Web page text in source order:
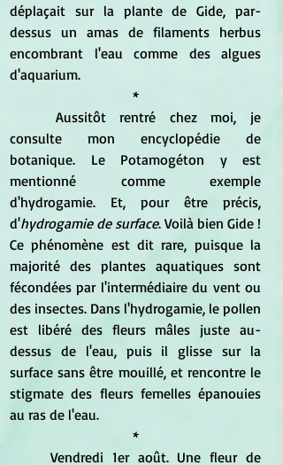
déplaçait sur la plante de Gide, par-
dessus un amas de filaments herbus
encombrant l'eau comme des algues
d'aquarium.
*
consulte mon encyclopédie de
botanique. Le Potamogéton y est
mentionné comme exemple
d'hydrogamie. Et, pour être précis,
d'hydrogamie de surface. Voilà bien Gide !
Ce phénomène est dit rare, puisque la
majorité des plantes aquatiques sont
fécondées par l'intermédiaire du vent ou
des insectes. Dans l'hydrogamie, le pollen
est libéré des fleurs mâles juste au-
dessus de l'eau, puis il glisse sur la
surface sans être mouillé, et rencontre le
stigmate des fleurs femelles épanouies
au ras de l'eau.
*